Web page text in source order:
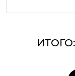
ИТОГО: